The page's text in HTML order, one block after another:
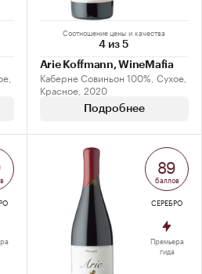
Соотношение цены и качества
4 из 5
Arie Koffmann, WineMafia
Каберне Совиньон 100%, Сухое,
Красное, 2020
Подробнее
89
баллов
СЕРЕБРО
Премьера
гида